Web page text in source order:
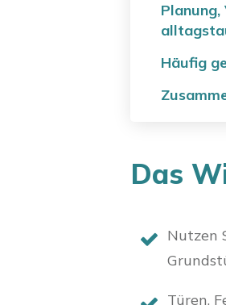
Häufig
Das
Nutzen
Türen,